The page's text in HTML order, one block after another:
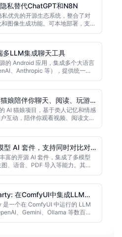
私替代ChatGPT和N8N
优先的开源生态系统，整合了对
图像生成功能。可本地部署，支持
多LLM集成聊天工具
的 Android 应用，集成多个大语言
、Anthropic 等），提供统一聊
娘陪伴你聊天、阅读、玩游
AI 猫娘项目，基于类人记忆和情感
互动，陪伴你观看视频、阅读文
型 AI 套件，支持同时对比对
富的开源 AI 套件，集成了多模型
、语音、PDF 导入等能力。其
在ComfyUI中集成LLM
一个在 ComfyUI 中运行的 LLM
、Gemini、Ollama 等数百种